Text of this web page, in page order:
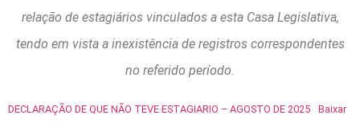
relação de estagiários vinculados a esta Casa Legislativa,
tendo em vista a inexistência de registros correspondentes
no referido período.
DECLARAÇÃO DE QUE NÃO TEVE ESTAGIARIO – AGOSTO DE 2025 Baixar